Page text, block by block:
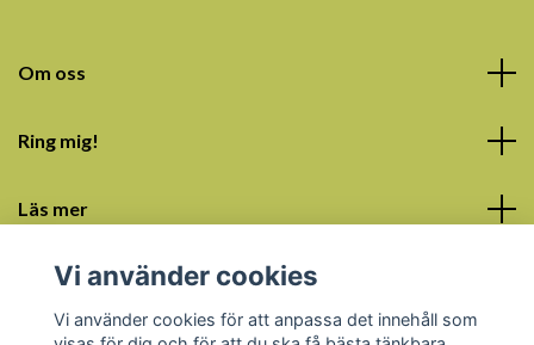
Om oss
Ring mig!
Läs mer
Sociala medier
Vi använder cookies
Vi använder cookies för att anpassa det innehåll som